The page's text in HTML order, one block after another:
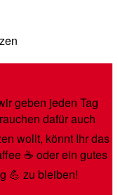
geben jeden Tag
dafür auch
wollt, könnt Ihr das
☕️ oder ein gutes
💪 zu bleiben!